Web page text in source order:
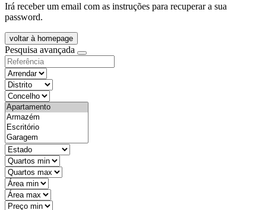
Irá receber um email com as instruções para recuperar a sua
password.
voltar à homepage
Pesquisa avançada
objective
districtId
countyId
types
state
mintypo
maxtypo
minarea
maxarea
minprice